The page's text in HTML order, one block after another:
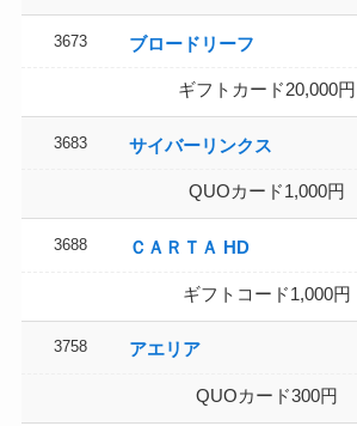
3673 ブロードリーフ
ギフトカード20,000円
3683 サイバーリンクス
QUOカード1,000円
3688 ＣＡＲＴＡ HD
ギフトコード1,000円
3758 アエリア
QUOカード300円